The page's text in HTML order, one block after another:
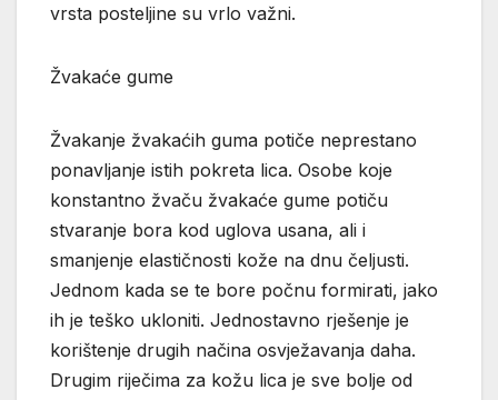
vrsta posteljine su vrlo važni.
Žvakaće gume
Žvakanje žvakaćih guma potiče neprestano
ponavljanje istih pokreta lica. Osobe koje
konstantno žvaču žvakaće gume potiču
stvaranje bora kod uglova usana, ali i
smanjenje elastičnosti kože na dnu čeljusti.
Jednom kada se te bore počnu formirati, jako
ih je teško ukloniti. Jednostavno rješenje je
korištenje drugih načina osvježavanja daha.
Drugim riječima za kožu lica je sve bolje od